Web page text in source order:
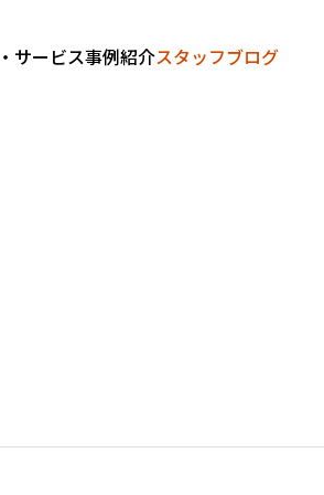
サービス事例紹介スタッフブログ